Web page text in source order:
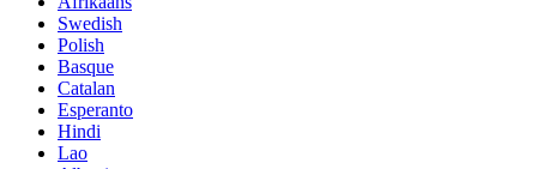
Swedish
Polish
Basque
Catalan
Esperanto
Hindi
Lao